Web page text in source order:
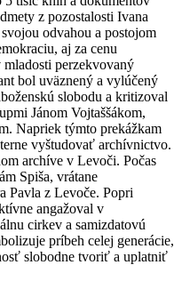
z pozostalosti Ivana
odvahou a postojom
aj za cenu
perzekvovaný
bol uväznený a vylúčený
slobodu a kritizoval
Jánom Vojtaššákom,
Napriek týmto prekážkam
vyštudovať archívnictvo.
archíve v Levoči. Počas
Spiša, vrátane
Pavla z Levoče. Popri
angažoval v
cirkev a samizdatovú
príbeh celej generácie,
slobodne tvoriť a uplatniť